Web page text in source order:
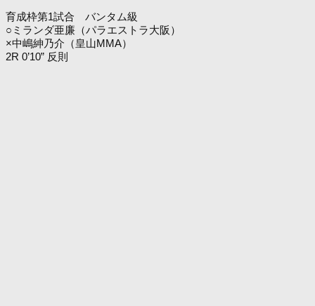
育成枠第1試合 バンタム級
○ミランダ亜廉（パラエストラ大阪）
×中嶋紳乃介（皇山MMA）
2R 0’10” 反則